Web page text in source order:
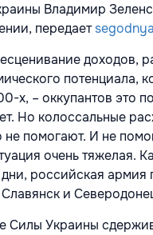
Владимир
передает
доходов,
потенциала,
х, – оккупантов это
Но колоссальные
не помогают. И не
очень тяжелая.
российская армия
Славянск и
Силы Украины